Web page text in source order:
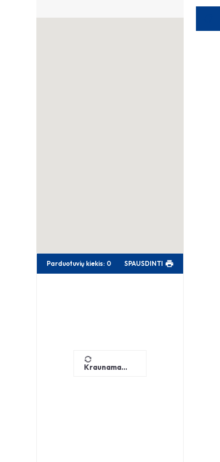
Kraunama...
Parduotuvių kiekis: 0 SPAUSDINTI